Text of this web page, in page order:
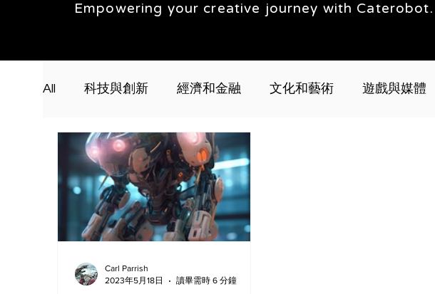
Empowering your creative journey with Caterobot.
All 科技與創新 經濟和金融 文化和藝術 遊戲與媒體
Carl Parrish
2023年5月18日
讀畢需時 6 分鐘